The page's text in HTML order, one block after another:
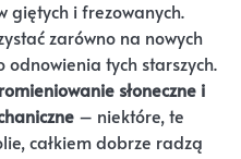
giętych i frezowanych.
zarówno na nowych
odnowienia tych starszych.
słoneczne i
– niektóre, te
całkiem dobrze radzą